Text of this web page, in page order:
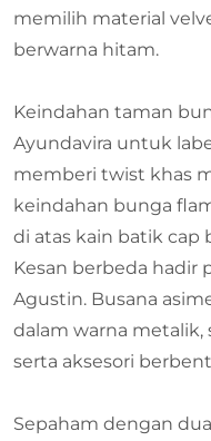
memilih material
berwarna hitam.
Keindahan taman
Ayundavira untuk
memberi twist khas
keindahan bunga
di atas kain batik cap
Kesan berbeda hadir
Agustin. Busana
dalam warna metalik,
serta aksesori
Sepaham dengan